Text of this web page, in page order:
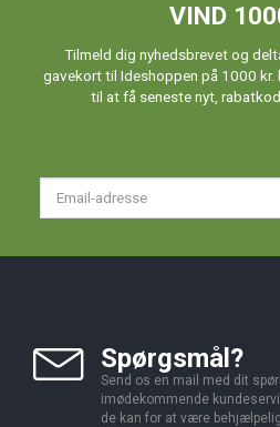
VIND
Tilmeld dig nyhedsbrevet og
gavekort til Ideshoppen på 1000 kr.
til at få seneste nyt,
Spørgsmål?
Send os en mail med dit
imødekommende
de kan for at være